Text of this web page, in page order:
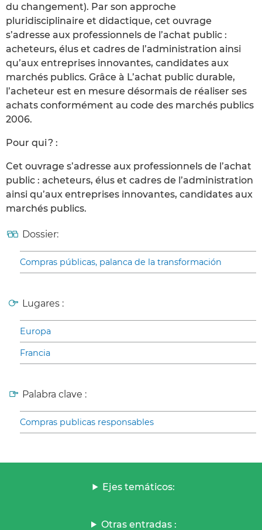
du changement). Par son approche
pluridisciplinaire et didactique, cet ouvrage
s’adresse aux professionnels de l’achat public :
acheteurs, élus et cadres de l’administration ainsi
qu’aux entreprises innovantes, candidates aux
marchés publics. Grâce à L’achat public durable,
l’acheteur est en mesure désormais de réaliser ses
achats conformément au code des marchés publics
2006.
Pour qui ? :
Cet ouvrage s’adresse aux professionnels de l’achat
public : acheteurs, élus et cadres de l’administration
ainsi qu’aux entreprises innovantes, candidates aux
marchés publics.
Dossier:
Compras públicas, palanca de la transformación
Lugares :
Europa
Francia
Palabra clave :
Compras publicas responsables
Ejes temáticos:
Otras entradas :